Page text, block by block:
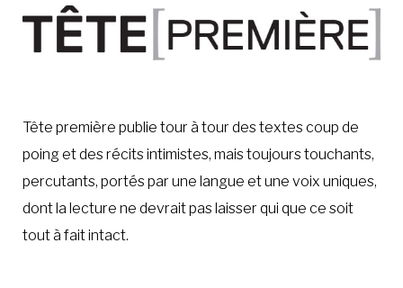
Tête première publie tour à tour des textes coup de
poing et des récits intimistes, mais toujours touchants,
percutants, portés par une langue et une voix uniques,
dont la lecture ne devrait pas laisser qui que ce soit
tout à fait intact.